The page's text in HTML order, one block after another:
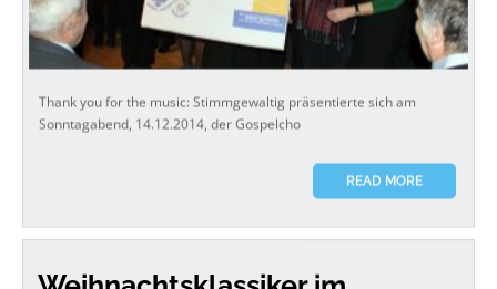
Thank you for the music: Stimmgewaltig präsentierte sich am
Sonntagabend, 14.12.2014, der Gospelcho
READ MORE